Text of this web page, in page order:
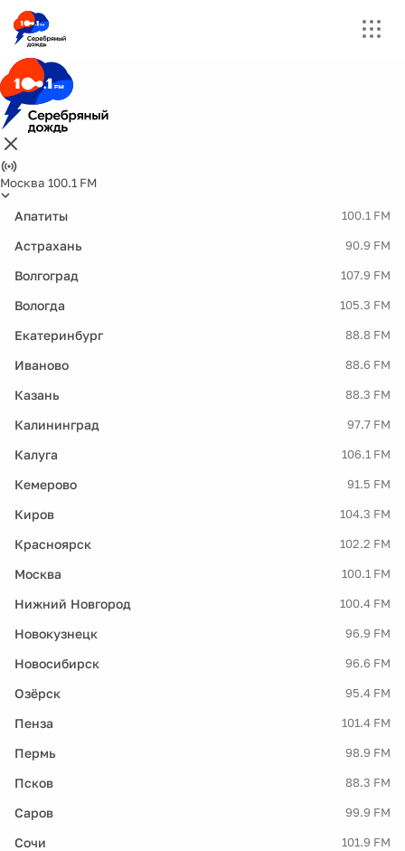
Москва 100.1 FM
Апатиты 100.1 FM
Астрахань 90.9 FM
Волгоград 107.9 FM
Вологда 105.3 FM
Екатеринбург 88.8 FM
Иваново 88.6 FM
Казань 88.3 FM
Калининград 97.7 FM
Калуга 106.1 FM
Кемерово 91.5 FM
Киров 104.3 FM
Красноярск 102.2 FM
Москва 100.1 FM
Нижний Новгород 100.4 FM
Новокузнецк 96.9 FM
Новосибирск 96.6 FM
Озёрск 95.4 FM
Пенза 101.4 FM
Пермь 98.9 FM
Псков 88.3 FM
Саров 99.9 FM
Сочи 101.9 FM